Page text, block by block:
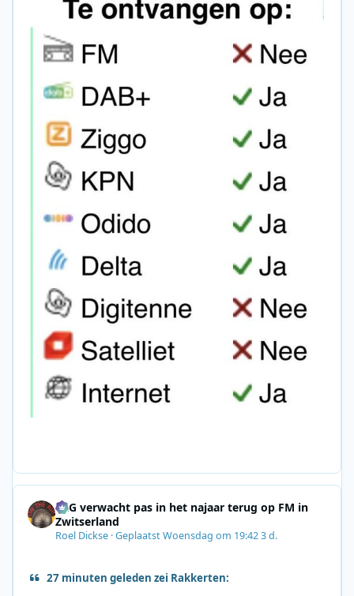
SRG verwacht pas in het najaar terug op FM in
Zwitserland
Roel Dickse ·GeplaatstWoensdag om 19:423 d.
27 minuten geleden zei Rakkerten: